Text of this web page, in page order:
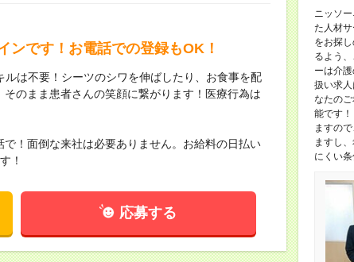
ンです！お電話での登録もOK！
は不要！シーツのシワを伸ばしたり、お食事を配
のまま患者さんの笑顔に繋がります！医療行為は
！面倒な来社は必要ありません。お給料の日払い
！
応募する
ニッソ
た人材
をお探
るよう
ーは介
扱い求
なたの
能です
ますの
ますし
にくい条